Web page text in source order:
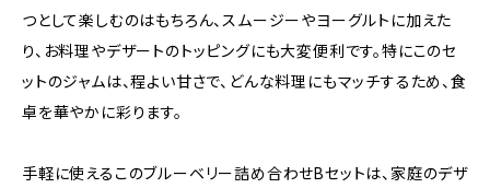
つとして楽しむのはもちろん、スムージーやヨーグルトに加えた
り、お料理やデザートのトッピングにも大変便利です。特にこのセ
ットのジャムは、程よい甘さで、どんな料理にもマッチするため、食
卓を華やかに彩ります。
手軽に使えるこのブルーベリー詰め合わせBセットは、家庭のデザ